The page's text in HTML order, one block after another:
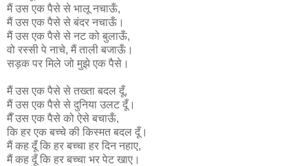
मैं उस एक पैसे से भालू नचाऊँ,
मैं उस एक पैसे से बंदर नचाऊँ।
मैं उस एक पैसे से नट को बुलाऊँ,
वो रस्सी पे नाचे, मैं ताली बजाऊँ।
सड़क पर मिले जो मुझे एक पैसे।
मैं उस एक पैसे से तख्ता बदल दूँ,
मैं उस एक पैसे से दुनिया उलट दूँ।
मैँ उस एक पैसे को ऐसे बचाऊँ,
कि हर एक बच्चे की किस्मत बदल दूँ।
मैं कह दूँ कि हर बच्चा हर दिन नहाए,
मैं कह दूँ कि हर बच्चा भर पेट खाए।